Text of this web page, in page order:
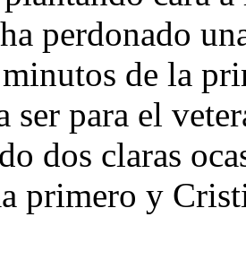
perdonado
de la
ser para el
dos claras
primero y